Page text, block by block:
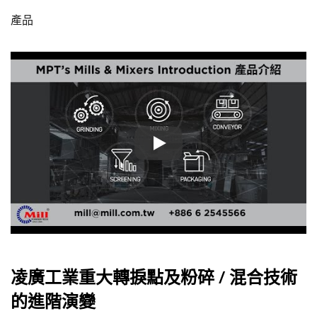
產品
凌廣工業重大轉捩點及粉碎 / 混合技術
的進階演變